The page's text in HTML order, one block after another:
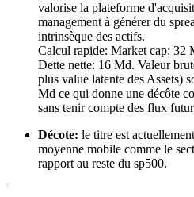
valorise la plateforme
management à générer du
intrinsèque des actifs.
Calcul rapide: Market cap: 32
Dette nette: 16 Md. Valeur
plus value latente des Assets)
Md ce qui donne une décôte
sans tenir compte des flux
Décote: le titre est
moyenne mobile comme le
rapport au reste du sp500.